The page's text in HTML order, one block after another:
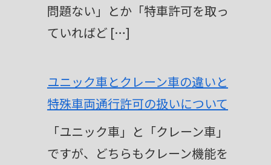
問題ない」とか「特車許可を取っ
ていればど […]
ユニック車とクレーン車の違いと
特殊車両通行許可の扱いについて
「ユニック車」と「クレーン車」
ですが、どちらもクレーン機能を